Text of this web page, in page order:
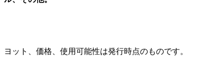
ヨット、価格、使用可能性は発行時点のものです。